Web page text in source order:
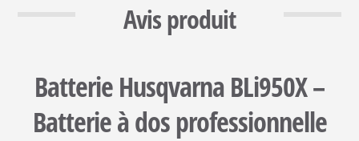
Avis produit
Batterie Husqvarna BLi950X –
Batterie à dos professionnelle